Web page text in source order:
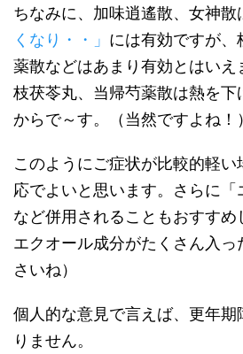
ちなみに、加味逍遙散、女神散
くなり・・」 には有効ですが
薬散などはあまり有効とはい
枝茯苓丸、当帰芍薬散は熱を下
からで～す。（当然ですよね！）
このようにご症状が比較的軽
応でよいと思います。さらに「
など併用されることもおすすめ
エクオール成分がたくさん入
さいね）
個人的な意見で言えば、更年期
りません。